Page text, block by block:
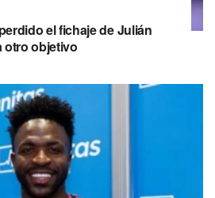
el fichaje de Julián
otro objetivo